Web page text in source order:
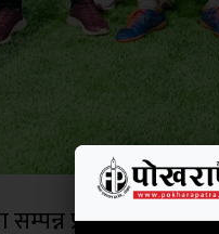
सम्पन्न प्रथम